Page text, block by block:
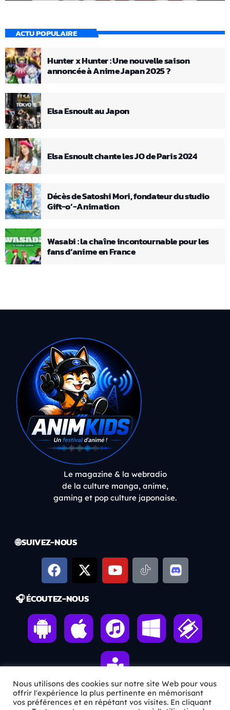
ACTU POPULAIRE
Hunter x Hunter : Une nouvelle saison
annoncée à Anime Japan 2025 ?
Elsa Esnoult au Japon
Elsa Esnoult chante les JO de Paris 2024
Décès de Satoshi Mori, fondateur du studio
Gift-o’-Animation
Wasabi : la chaîne incontournable pour les
fans d’anime en France
Le magazine & la webradio
de la culture manga, anime,
gaming et pop culture japonaise.
🌐 SUIVEZ-NOUS
🎧 ÉCOUTEZ-NOUS
Nous utilisons des cookies sur notre site Web pour vous
offrir l'expérience la plus pertinente en mémorisant
vos préférences et en répétant vos visites. En cliquant